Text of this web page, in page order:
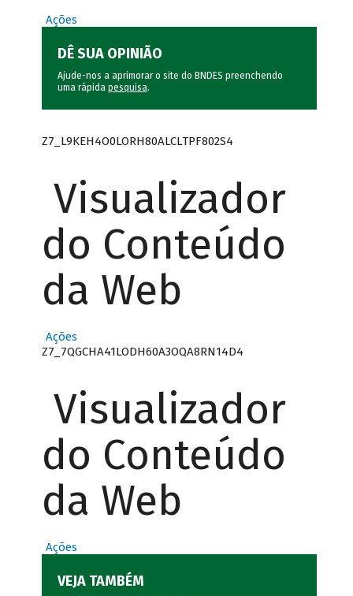
Ações
DÊ SUA OPINIÃO
Ajude-nos a aprimorar o site do BNDES preenchendo
uma rápida pesquisa.
Z7_L9KEH4O0LORH80ALCLTPF802S4
Visualizador
do Conteúdo
da Web
Ações
Z7_7QGCHA41LODH60A3OQA8RN14D4
Visualizador
do Conteúdo
da Web
Ações
VEJA TAMBÉM